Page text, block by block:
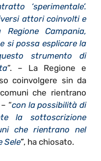
‘sperimentale’.
attori coinvolti e
Campania,
si possa esplicare la
strumento di
”. – La Regione e
coinvolgere sin da
che rientrano
“con la possibilità di
la sottoscrizione
che rientrano nel
Sele”, ha chiosato.